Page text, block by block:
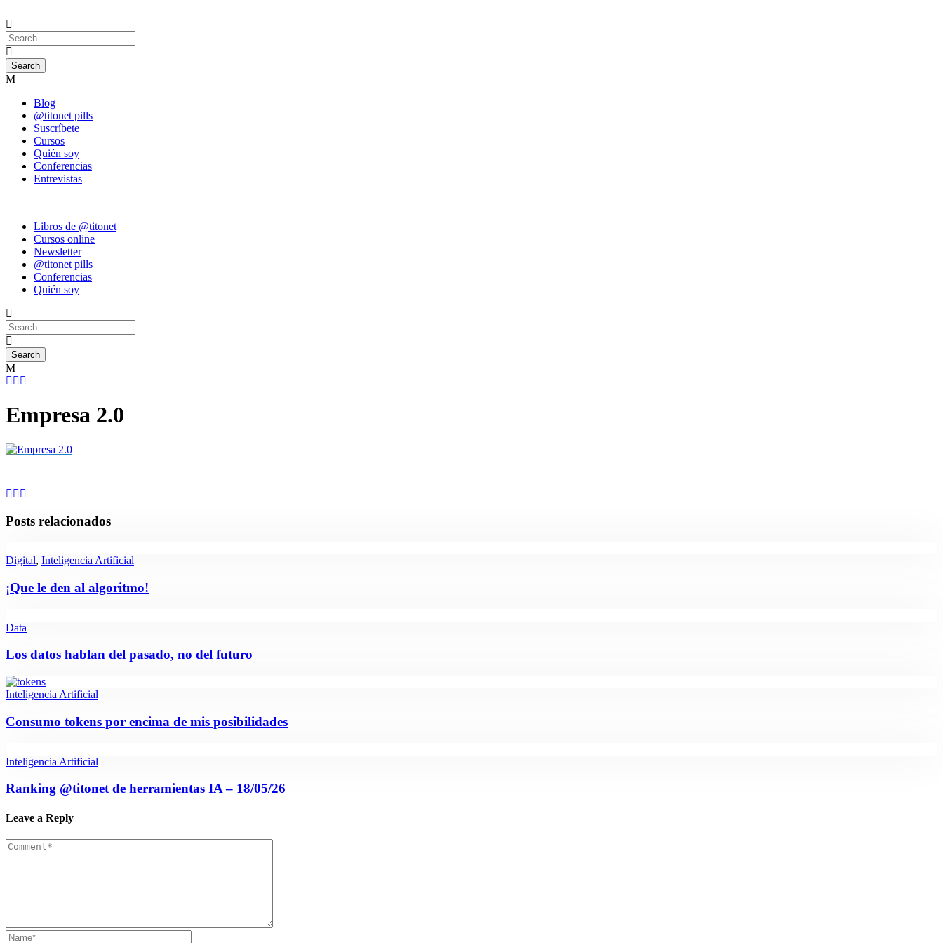
Blog
@titonet pills
Suscríbete
Cursos
Quién soy
Conferencias
Entrevistas
Libros de @titonet
Cursos online
Newsletter
@titonet pills
Conferencias
Quién soy
Empresa 2.0
Posts relacionados
Digital, Inteligencia Artificial
¡Que le den al algoritmo!
Data
Los datos hablan del pasado, no del futuro
Inteligencia Artificial
Consumo tokens por encima de mis posibilidades
Inteligencia Artificial
Ranking @titonet de herramientas IA – 18/05/26
Leave a Reply